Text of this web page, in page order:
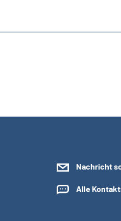
Nachricht
Alle